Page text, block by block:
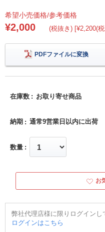
希望小売価格/参考価格
¥2,000 (税抜き) [¥2,200(
PDFファイルに変換
在庫数 お取り寄せ商品
納期 通常9営業日以内に出荷
数量
お
弊社代理店様に限りログイン
ログインはこちら